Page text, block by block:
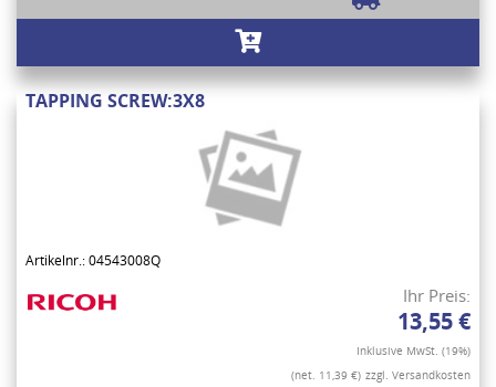
TAPPING SCREW:3X8
Artikelnr.: 04543008Q
Ihr Preis:
13,55 €
Inklusive MwSt. (19%)
(net. 11,39 €) zzgl. Versandkosten